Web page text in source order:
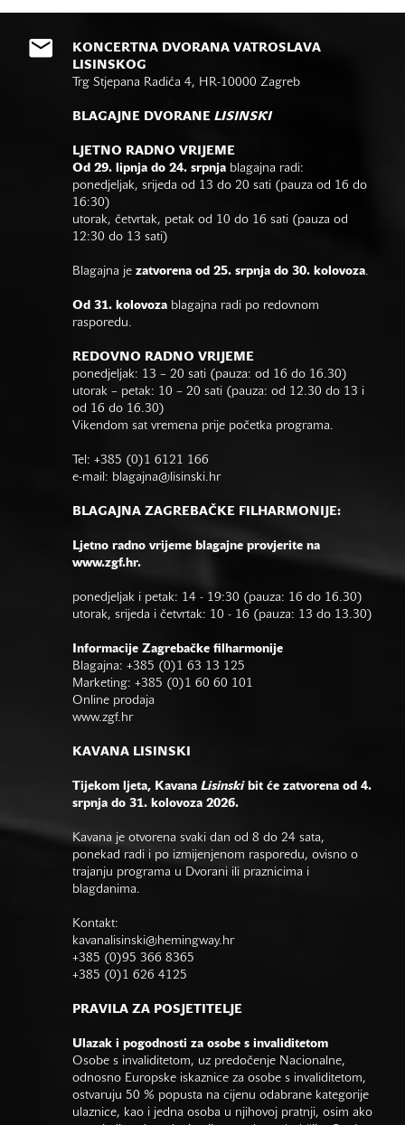
KONCERTNA DVORANA VATROSLAVA
LISINSKOG
Trg Stjepana Radića 4, HR-10000 Zagreb
BLAGAJNE DVORANE LISINSKI
LJETNO RADNO VRIJEME
Od 29. lipnja do 24. srpnja blagajna radi:
ponedjeljak, srijeda od 13 do 20 sati (pauza od 16 do
16:30)
utorak, četvrtak, petak od 10 do 16 sati (pauza od
12:30 do 13 sati)
Blagajna je zatvorena od 25. srpnja do 30. kolovoza.
Od 31. kolovoza blagajna radi po redovnom
rasporedu.
REDOVNO RADNO VRIJEME
ponedjeljak: 13 – 20 sati (pauza: od 16 do 16.30)
utorak – petak: 10 – 20 sati (pauza: od 12.30 do 13 i
od 16 do 16.30)
Vikendom sat vremena prije početka programa.
Tel: +385 (0)1 6121 166
e-mail: blagajna@lisinski.hr
BLAGAJNA ZAGREBAČKE FILHARMONIJE:
Ljetno radno vrijeme blagajne provjerite na
www.zgf.hr.
ponedjeljak i petak: 14 - 19:30 (pauza: 16 do 16.30)
utorak, srijeda i četvrtak: 10 - 16 (pauza: 13 do 13.30)
Informacije Zagrebačke filharmonije
Blagajna: +385 (0)1 63 13 125
Marketing: +385 (0)1 60 60 101
Online prodaja
www.zgf.hr
KAVANA LISINSKI
Tijekom ljeta, Kavana Lisinskibit će zatvorena od 4.
srpnja do 31. kolovoza 2026.
Kavana je otvorena svaki dan od 8 do 24 sata,
ponekad radi i po izmijenjenom rasporedu, ovisno o
trajanju programa u Dvorani ili praznicima i
blagdanima.
Kontakt:
kavanalisinski@hemingway.hr
+385 (0)95 366 8365
+385 (0)1 626 4125
PRAVILA ZA POSJETITELJE
Ulazak i pogodnosti za osobe s invaliditetom
Osobe s invaliditetom, uz predočenje Nacionalne,
odnosno Europske iskaznice za osobe s invaliditetom,
ostvaruju 50 % popusta na cijenu odabrane kategorije
ulaznice, kao i jedna osoba u njihovoj pratnji, osim ako